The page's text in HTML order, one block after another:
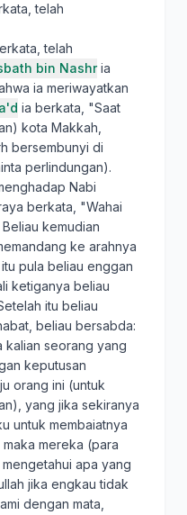
telah
telah
bin Nashria
ia meriwayatkan
ia berkata, "Saat
kota Makkah,
bersembunyi di
perlindungan).
Nabi
berkata, "Wahai
kemudian
ke arahnya
pula beliau enggan
ketiganya beliau
itu beliau
beliau bersabda:
kalian seorang yang
keputusan
orang ini (untuk
yang jika sekiranya
untuk membaiatnya
mereka (para
apa yang
jika engkau tidak
dengan mata,